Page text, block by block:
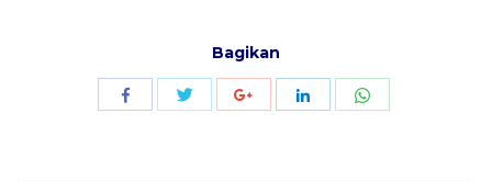
Bagikan
Share
Share